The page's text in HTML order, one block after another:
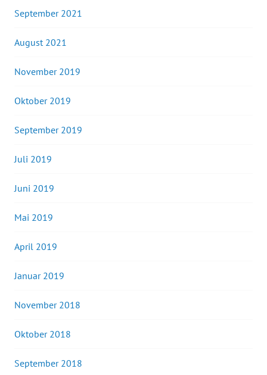
September 2021
August 2021
November 2019
Oktober 2019
September 2019
Juli 2019
Juni 2019
Mai 2019
April 2019
Januar 2019
November 2018
Oktober 2018
September 2018